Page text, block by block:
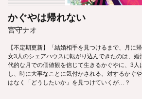
かぐやは帰れない
宮守ナオ
【不定期更新】「結婚相手を見つけるまで、月に
女3人のシェアハウスに転がり込んできたのは、婚
代的な月での価値観を信じて生きるかぐやに、3
し、時に大事なことに気付かされる。対するかぐ
はなく「どうしたいか」を見つけていくが…？